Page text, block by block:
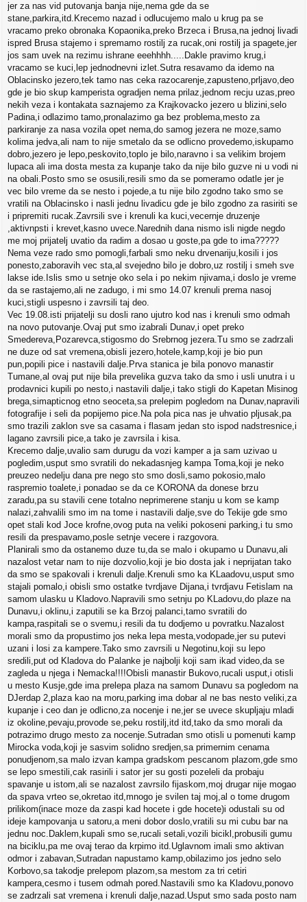
jer za nas vid putovanja banja nije,nema gde da se
stane,parkira,itd.Krecemo nazad i odlucujemo malo u krug pa se
vracamo preko obronaka Kopaonika,preko Brzeca i Brusa,na jednoj livadi
ispred Brusa stajemo i spremamo rostilj za rucak,oni rostilj ja spagete,jer
jos sam uvek na rezimu ishrane eeehhhh.....Dakle pravimo krug,i
vracamo se kuci,lep jednodnevni izlet.Sutra resavamo da idemo na
Oblacinsko jezero,tek tamo nas ceka razocarenje,zapusteno,prljavo,deo
gde je bio skup kamperista ogradjen nema prilaz,jednom recju uzas,preo
nekih veza i kontakata saznajemo za Krajkovacko jezero u blizini,selo
Padina,i odlazimo tamo,pronalazimo ga bez problema,mesto za
parkiranje za nasa vozila opet nema,do samog jezera ne moze,samo
kolima jedva,ali nam to nije smetalo da se odlicno provedemo,iskupamo
dobro,jezero je lepo,peskovito,toplo je bilo,naravno i sa velikim brojem
lupaca ali ima dosta mesta za kupanje tako da nije bilo guzve ni u vodi ni
na obali.Posto smo se osusili,resili smo da se pomeramo odatle jer je
vec bilo vreme da se nesto i pojede,a tu nije bilo zgodno tako smo se
vratili na Oblacinsko i nasli jednu livadicu gde je bilo zgodno za rasiriti se
i pripremiti rucak.Zavrsili sve i krenuli ka kuci,vecernje druzenje
,aktivnpsti i krevet,kasno uvece.Narednih dana nismo isli nigde negdo
me moj prijatelj uvatio da radim a dosao u goste,pa gde to ima?????
Nema veze rado smo pomogli,farbali smo neku drvenariju,kosili i jos
ponesto,zaboravih vec sta,al svejedno bilo je dobro,uz rostilj i smeh sve
lakse ide.Islis smo u setnje oko sela i po nekim njivama,i doslo je vreme
da se rastajemo,ali ne zadugo, i mi smo 14.07 krenuli prema nasoj
kuci,stigli uspesno i zavrsili taj deo.
Vec 19.08.isti prijatelji su dosli rano ujutro kod nas i krenuli smo odmah
na novo putovanje.Ovaj put smo izabrali Dunav,i opet preko
Smedereva,Pozarevca,stigosmo do Srebrnog jezera.Tu smo se zadrzali
ne duze od sat vremena,obisli jezero,hotele,kamp,koji je bio pun
pun,popili pice i nastavili dalje.Prva stanica je bila ponovo manastir
Tumane,al ovaj put nije bila prevelika guzva tako da smo i usli unutra i u
prodavnici kupili po nesto,i nastavili dalje,i tako stigli do Kapetan Misinog
brega,simapticnog etno seoceta,sa prelepim pogledom na Dunav,napravili
fotografije i seli da popijemo pice.Na pola pica nas je uhvatio pljusak,pa
smo trazili zaklon sve sa casama i flasam jedan sto ispod nadstresnice,i
lagano zavrsili pice,a tako je zavrsila i kisa.
Krecemo dalje,uvalio sam durugu da vozi kamper a ja sam uzivao u
pogledim,usput smo svratili do nekadasnjeg kampa Toma,koji je neko
preuzeo nedelju dana pre nego sto smo dosli,samo pokosio,malo
raspremio toalete,i ponadao se da ce KORONA da donese brzu
zaradu,pa su stavili cene totalno neprimerene stanju u kom se kamp
nalazi,zahvalili smo im na tome i nastavili dalje,sve do Tekije gde smo
opet stali kod Joce krofne,ovog puta na veliki pokoseni parking,i tu smo
resili da prespavamo,posle setnje vecere i razgovora.
Planirali smo da ostanemo duze tu,da se malo i okupamo u Dunavu,ali
nazalost vetar nam to nije dozvolio,koji je bio dosta jak i neprijatan tako
da smo se spakovali i krenuli dalje.Krenuli smo ka KLaadovu,usput smo
stajali pomalo,i obisli smo ostatke tvrdjave Dijana,i tvrdjavu Fetislam na
samom ulasku u Kladovo.Napravili smo setnju po KLadovu,do plaze na
Dunavu,i oklinu,i zaputili se ka Brzoj palanci,tamo svratili do
kampa,raspitali se o svemu,i resili da tu dodjemo u povratku.Nazalost
morali smo da propustimo jos neka lepa mesta,vodopade,jer su putevi
uzani i losi za kampere.Tako smo zavrsili u Negotinu,koji su lepo
sredili,put od Kladova do Palanke je najbolji koji sam ikad video,da se
zagleda u njega i Nemacka!!!!Obisli manastir Bukovo,rucali usput,i otisli
u mesto Kusje,gde ima prelepa plaza na samom Dunavu sa pogledom na
DJerdap 2,plaza kao na moru,parking ima dobar al ne bas nesto veliki,za
kupanje i ceo dan je odlicno,za nocenje i ne,jer se uvece skupljaju mladi
iz okoline,pevaju,provode se,peku rostilj,itd itd,tako da smo morali da
potrazimo drugo mesto za nocenje.Sutradan smo otisli u pomenuti kamp
Mirocka voda,koji je sasvim solidno sredjen,sa primernim cenama
ponudjenom,sa malo izvan kampa gradskom pescanom plazom,gde smo
se lepo smestili,cak rasirili i sator jer su gosti pozeleli da probaju
spavanje u istom,ali se nazalost zavrsilo fijaskom,moj drugar nije mogao
da spava vrteo se,okretao itd,mnogo je svilen taj moj,al o tome drugom
prilikom(inace moze da zaspi kad hocete i gde hocete)i odustali su od
ideje kampovanja u satoru,a meni dobor doslo,vratili su mi cubu bar na
jednu noc.Daklem,kupali smo se,rucali setali,vozili bicikl,probusili gumu
na biciklu,pa me ovaj terao da krpimo itd.Uglavnom imali smo aktivan
odmor i zabavan,Sutradan napustamo kamp,obilazimo jos jedno selo
Korbovo,sa takodje prelepom plazom,sa mestom za tri cetiri
kampera,cesmo i tusem odmah pored.Nastavili smo ka Kladovu,ponovo
se zadrzali sat vremena i krenuli dalje,nazad.Usput smo sada posto nam